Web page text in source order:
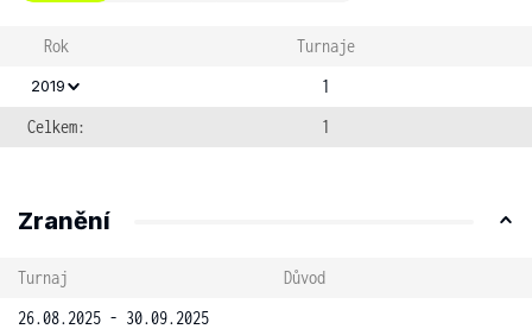
Rok Turnaje
2019
1
Celkem:
1
Zranění
Turnaj
Důvod
26.08.2025 - 30.09.2025